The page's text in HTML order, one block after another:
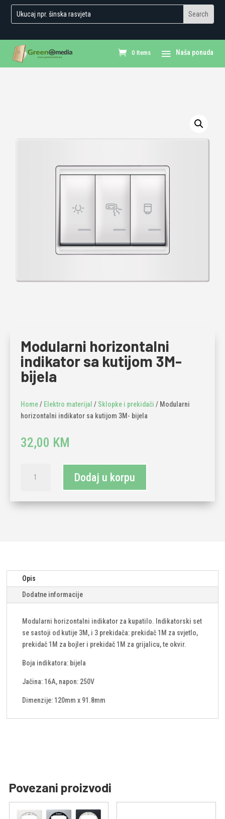
0 Items
Modularni horizontalni
indikator sa kutijom 3M-
bijela
Home/ Elektro materijal / Sklopke i prekidači / Modularni
horizontalni indikator sa kutijom 3M- bijela
32,00 KM
horizontalni
sa
Dodaj u korpu
Opis
Dodatne informacije
Modularni horizontalni indikator za kupatilo. Indikatorski set
se sastoji od kutije 3M, i 3 prekidača: prekidač 1M za svjetlo,
prekidač 1M za bojler i prekidač 1M za grijalicu, te okvir.
Boja indikatora: bijela
Jačina: 16A, napon: 250V
Dimenzije: 120mm x 91.8mm
Povezani proizvodi